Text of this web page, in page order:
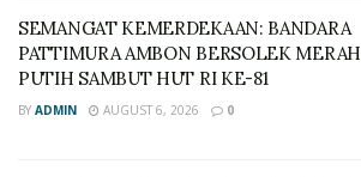
SEMANGAT KEMERDEKAAN: BANDARA
PATTIMURA AMBON BERSOLEK MERAH
PUTIH SAMBUT HUT RI KE-81
BY ADMIN AUGUST 6, 2026 0